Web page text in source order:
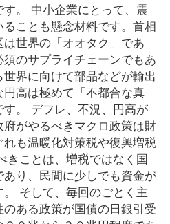
。 中小企業にとって、震
ことも懸念材料です。首相
世界の「オオタク」であ
のサプライチェーンでもあ
界に向けて部品などが輸出
高は極めて「不都合な真
。 デフレ、不況、円高が
がやるべきマクロ政策は財
も温暖化対策税や復興増税
きことは、増税ではなく国
り、民間に少しでも資金が
そして、毎回のごとく主
ある政策が国債の日銀引受